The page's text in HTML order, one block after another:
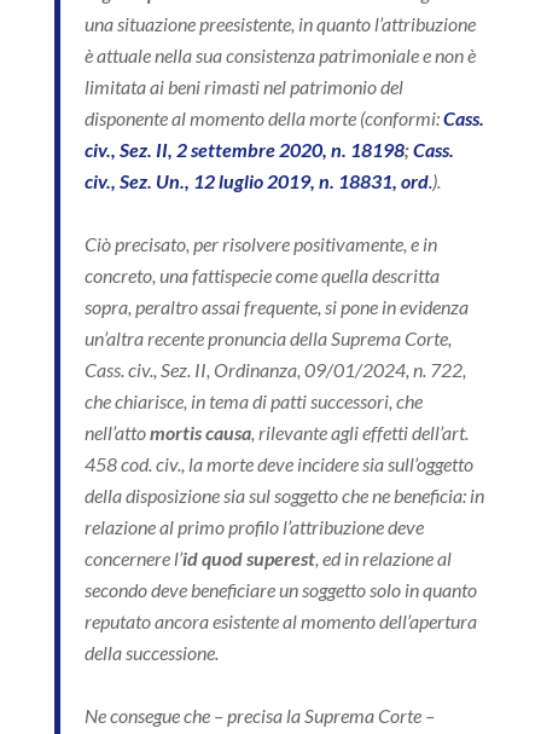
una situazione preesistente, in quanto l’attribuzione
è attuale nella sua consistenza patrimoniale e non è
limitata ai beni rimasti nel patrimonio del
disponente al momento della morte (conformi:Cass.
civ., Sez. II, 2 settembre 2020, n. 18198;Cass.
civ., Sez. Un., 12 luglio 2019, n. 18831, ord.).
Ciò precisato, per risolvere positivamente, e in
concreto, una fattispecie come quella descritta
sopra, peraltro assai frequente, si pone in evidenza
un’altra recente pronuncia della Suprema Corte,
Cass. civ., Sez. II, Ordinanza, 09/01/2024, n. 722,
che chiarisce, in tema di patti successori, che
nell’attomortis causa, rilevante agli effetti dell’art.
458 cod. civ., la morte deve incidere sia sull’oggetto
della disposizione sia sul soggetto che ne beneficia: in
relazione al primo profilo l’attribuzione deve
concernere l’id quod superest, ed in relazione al
secondo deve beneficiare un soggetto solo in quanto
reputato ancora esistente al momento dell’apertura
della successione.
Ne consegue che – precisa la Suprema Corte –